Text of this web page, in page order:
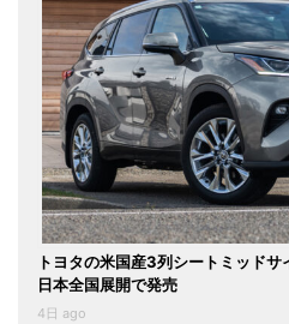
トヨタの米国産3列シートミッド
日本全国展開で発売
4日 ago